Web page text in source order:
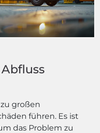
großen
führen. Es ist
das Problem zu